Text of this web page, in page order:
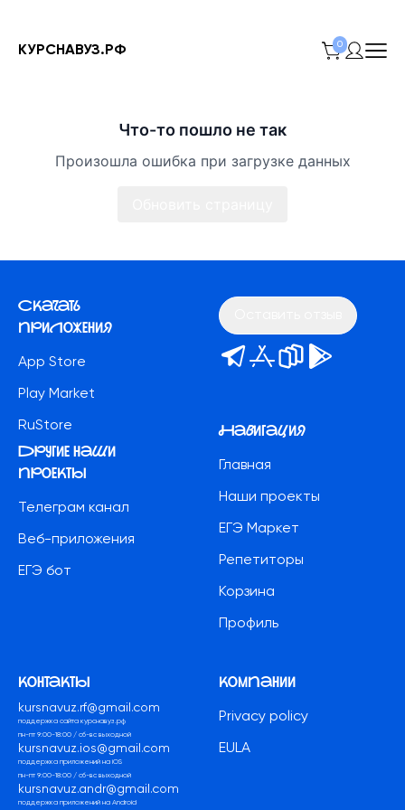
КУРСНАВУЗ.РФ 0
Что-то пошло не так
Произошла ошибка при загрузке данных
Скачать
приложения
App Store
Play Market
RuStore
другие наши
проекты
Телеграм канал
Веб-приложения
ЕГЭ бот
Навигация
Главная
Наши проекты
ЕГЭ Маркет
Репетиторы
Корзина
Профиль
контакты
kursnavuz.rf@gmail.com
поддержка сайта курснавуз.рф
пн-пт 9:00-18:00 / сб-вс выходной
kursnavuz.ios@gmail.com
поддержка приложений на iOS
пн-пт 9:00-18:00 / сб-вс выходной
kursnavuz.andr@gmail.com
поддержка приложений на Android
компании
Privacy policy
EULA